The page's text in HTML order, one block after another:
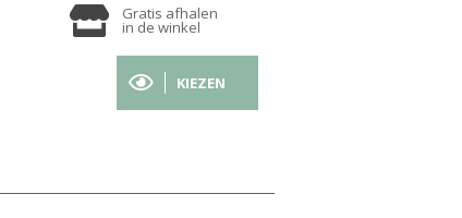
Gratis afhalen
in de winkel
KIEZEN